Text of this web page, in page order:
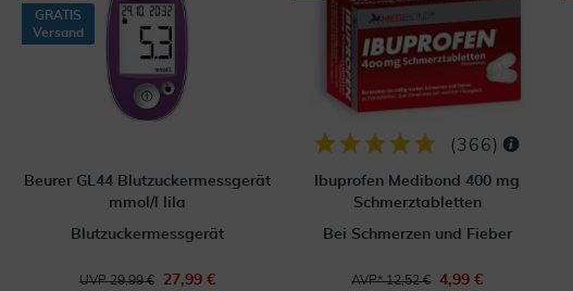
GRATIS
Versand
Beurer GL44 Blutzuckermessgerät
mmol/l lila
Blutzuckermessgerät
UVP 29,99 €
27,99 €
(366)
Ibuprofen Medibond 400 mg
Schmerztabletten
Bei Schmerzen und Fieber
AVP* 12,52 €
4,99 €